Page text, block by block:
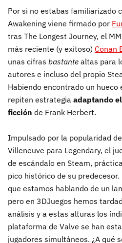
Por si no estabas familiarizado
Awakening viene firmado por
tras The Longest Journey, el
más reciente (y exitoso) Conan
unas cifras bastante altas para
autores e incluso del propio
Habiendo encontrado un hueco
repiten estrategia adaptando
ficción de Frank Herbert.
Impulsado por la popularidad
Villeneuve para Legendary, el
de escándalo en Steam,
pico histórico de su predecesor.
que estamos hablando de un
pero en 3DJuegos hemos
análisis y a estas alturas los
plataforma de Valve se han
jugadores simultáneos. ¿A qué